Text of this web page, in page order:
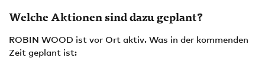
Welche Aktionen sind dazu geplant?
ROBIN WOOD ist vor Ort aktiv. Was in der kommenden
Zeit geplant ist: